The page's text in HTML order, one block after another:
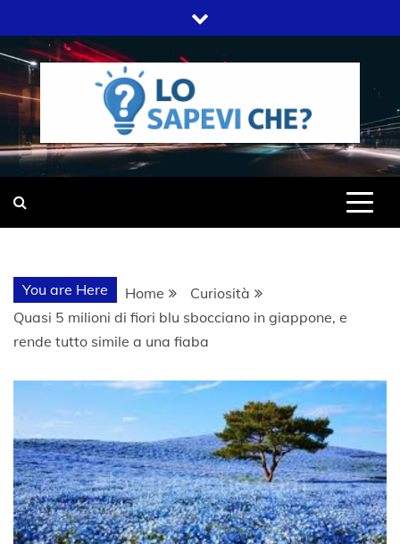
to
content
LO SAPEVI
CHE?
SITO WEB DEL GRUPPO LIFELIVE
You are Here Home
Curiosità
Quasi 5 milioni di fiori blu sbocciano in giappone, e
rende tutto simile a una fiaba